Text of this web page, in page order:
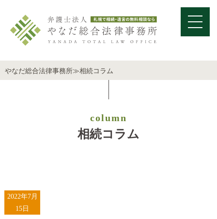
やなだ総合法律事務所≫相続コラム
column
相続コラム
2022年7月
15日